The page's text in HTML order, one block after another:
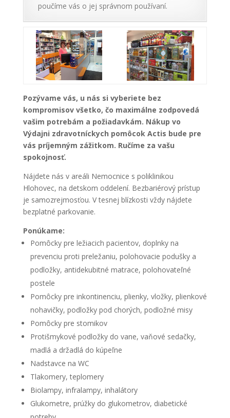
poučíme vás o jej správnom používaní.
Pozývame vás, u nás si vyberiete bez
kompromisov všetko, čo maximálne zodpovedá
vašim potrebám a požiadavkám. Nákup vo
Výdajni zdravotníckych pomôcok Actis bude pre
vás príjemným zážitkom. Ručíme za vašu
spokojnosť.
Nájdete nás v areáli Nemocnice s poliklinikou
Hlohovec, na detskom oddelení. Bezbariérový prístup
je samozrejmosťou. V tesnej blízkosti vždy nájdete
bezplatné parkovanie.
Ponúkame:
Pomôcky pre ležiacich pacientov, doplnky na
prevenciu proti preležaniu, polohovacie podušky a
podložky, antidekubitné matrace, polohovateľné
postele
Pomôcky pre inkontinenciu, plienky, vložky, plienkové
nohavičky, podložky pod chorých, podložné misy
Pomôcky pre stomikov
Protišmykové podložky do vane, vaňové sedačky,
madlá a držadlá do kúpeľne
Nadstavce na WC
Tlakomery, teplomery
Biolampy, infralampy, inhalátory
Glukometre, prúžky do glukometrov, diabetické